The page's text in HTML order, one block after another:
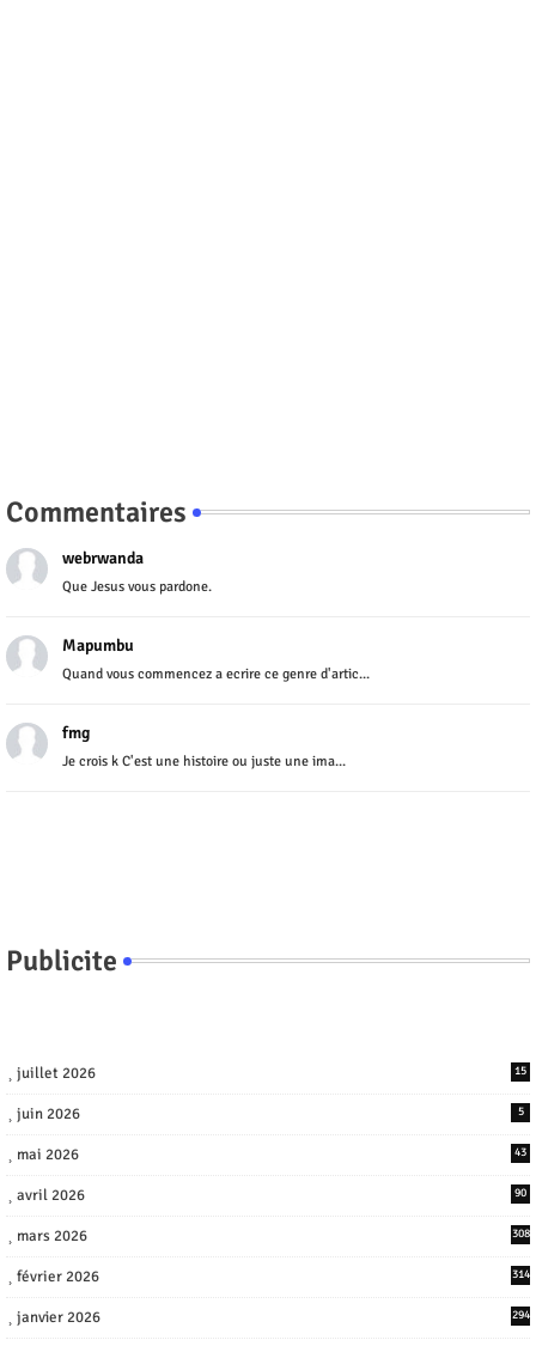
Commentaires
webrwanda
Que Jesus vous pardone.
Mapumbu
Quand vous commencez a ecrire ce genre d'artic...
fmg
Je crois k C'est une histoire ou juste une ima...
Publicite
juillet 2026 15
juin 2026 5
mai 2026 43
avril 2026 90
mars 2026 308
février 2026 314
janvier 2026 294